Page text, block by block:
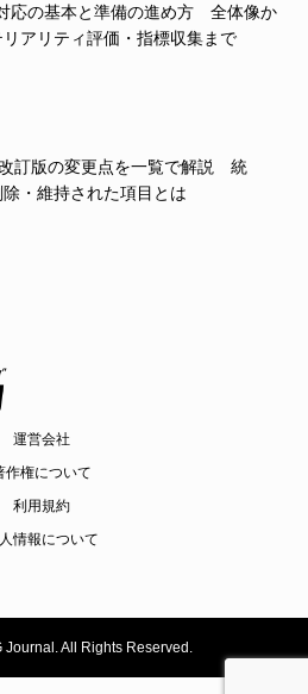
応の基本と準備の進め方 全体像か
リアリティ評価・指標収集まで
訂版の変更点を一覧で解説 統
・維持された項目とは
運営会社
作権について
利用規約
情報について
Journal. All Rights Reserved.